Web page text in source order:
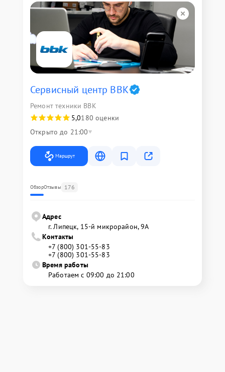
Сервисный центр BBK
Ремонт техники BBK
5,0180 оценки
Открыто до 21:00
Маршрут
ОбзорОтзывы 176
Адрес
г. Липецк, 15-й микрорайон, 9А
Контакты
+7 (800) 301-55-83
+7 (800) 301-55-83
Время работы
Работаем с 09:00 до 21:00